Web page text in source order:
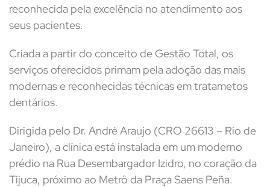
reconhecida pela excelência no atendimento aos
seus pacientes.
Criada a partir do conceito de Gestão Total, os
serviços oferecidos primam pela adoção das mais
modernas e reconhecidas técnicas em tratametos
dentários.
Dirigida pelo Dr. André Araujo (CRO 26613 – Rio de
Janeiro), a clínica está instalada em um moderno
prédio na Rua Desembargador Izidro, no coração da
Tijuca, próximo ao Metrô da Praça Saens Peña.